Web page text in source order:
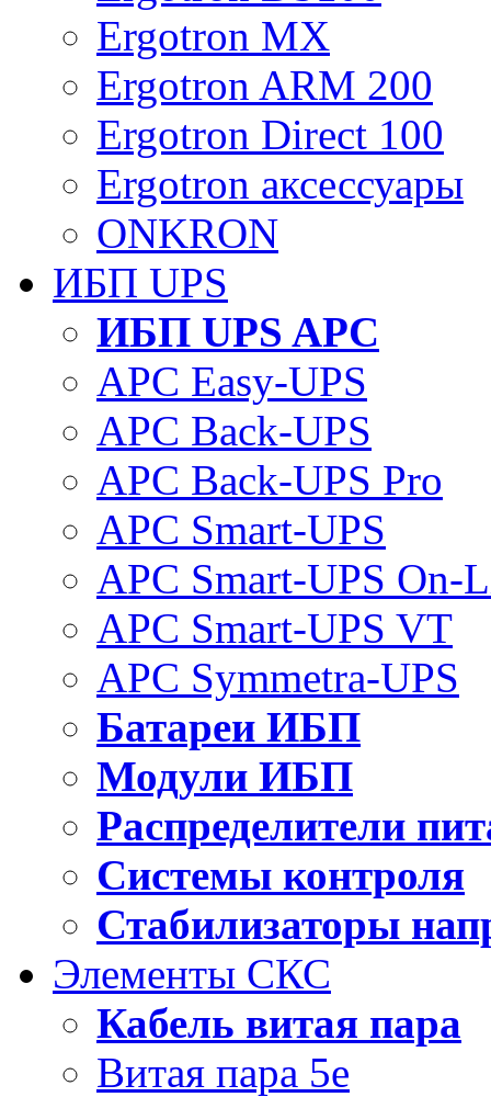
Ergotron MX
Ergotron ARM 200
Ergotron Direct 100
Ergotron аксессуары
ONKRON
ИБП UPS
ИБП UPS APC
APC Easy-UPS
APC Back-UPS
APC Back-UPS Pro
APC Smart-UPS
APC Smart-UPS On-
APC Smart-UPS VT
APC Symmetra-UPS
Батареи ИБП
Модули ИБП
Распределители
Системы контроля
Стабилизаторы
Элементы СКС
Кабель витая пара
Витая пара 5e